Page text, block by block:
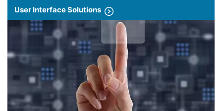
User Interface Solutions